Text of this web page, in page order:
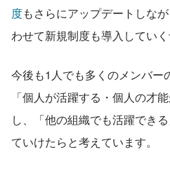
度もさらにアップデートしな
わせて新規制度も導入していく
今後も1人でも多くのメンバー
「個人が活躍する・個人の才
し、「他の組織でも活躍でき
ていけたらと考えています。